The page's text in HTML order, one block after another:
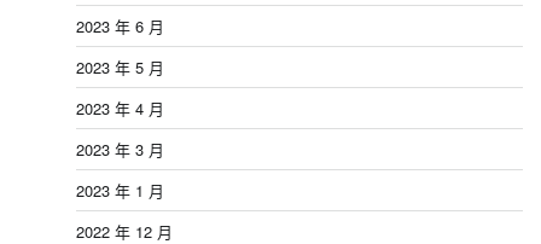
2023 年 6 月
2023 年 5 月
2023 年 4 月
2023 年 3 月
2023 年 1 月
2022 年 12 月